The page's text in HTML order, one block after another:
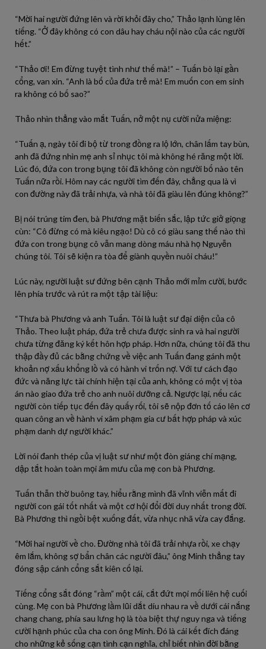
“Mời hai người đứng lên và rời khỏi đây cho,” Thảo lạnh lùng lên
tiếng. “Ở đây không có con dâu hay cháu nội nào của các người
hết.”
“Thảo ơi! Em đừng tuyệt tình như thế mà!” – Tuấn bò lại gần
cổng, van xin. “Anh là bố của đứa trẻ mà! Em muốn con em sinh
ra không có bố sao?”
Thảo nhìn thẳng vào mắt Tuấn, nở một nụ cười nửa miệng:
“Tuấn ạ, ngày tôi đi bộ từ trong đồng ra lộ lớn, chân lấm tay bùn,
anh đã đứng nhìn mẹ anh sỉ nhục tôi mà không hé răng một lời.
Lúc đó, đứa con trong bụng tôi đã không còn người bố nào tên
Tuấn nữa rồi. Hôm nay các người tìm đến đây, chẳng qua là vì
con đường này đã trải nhựa, và nhà tôi đã giàu lên đúng không?”
Bị nói trúng tim đen, bà Phương mặt biến sắc, lập tức giở giọng
cùn: “Cô đừng có mà kiêu ngạo! Dù cô có giàu sang thế nào thì
đứa con trong bụng cô vẫn mang dòng máu nhà họ Nguyễn
chúng tôi. Tôi sẽ kiện ra tòa để giành quyền nuôi cháu!”
Lúc này, người luật sư đứng bên cạnh Thảo mới mỉm cười, bước
lên phía trước và rút ra một tập tài liệu:
“Thưa bà Phương và anh Tuấn. Tôi là luật sư đại diện của cô
Thảo. Theo luật pháp, đứa trẻ chưa được sinh ra và hai người
chưa từng đăng ký kết hôn hợp pháp. Hơn nữa, chúng tôi đã thu
thập đầy đủ các bằng chứng về việc anh Tuấn đang gánh một
khoản nợ xấu khổng lồ và có hành vi trốn nợ. Với tư cách đạo
đức và năng lực tài chính hiện tại của anh, không có một vị tòa
án nào giao đứa trẻ cho anh nuôi dưỡng cả. Ngược lại, nếu các
người còn tiếp tục đến đây quấy rối, tôi sẽ nộp đơn tố cáo lên cơ
quan công an về hành vi xâm phạm gia cư bất hợp pháp và xúc
phạm danh dự người khác.”
Lời nói đanh thép của vị luật sư như một đòn giáng chí mạng,
dập tắt hoàn toàn mọi âm mưu của mẹ con bà Phương.
Tuấn thẫn thờ buông tay, hiểu rằng mình đã vĩnh viễn mất đi
người con gái tốt nhất và một cơ hội đổi đời duy nhất trong đời.
Bà Phương thì ngồi bệt xuống đất, vừa nhục nhã vừa cay đắng.
“Mời hai người về cho. Đường nhà tôi đã trải nhựa rồi, xe chạy
êm lắm, không sợ bẩn chân các người đâu,” ông Minh thẳng tay
đóng sập cánh cổng sắt kiên cố lại.
Tiếng cổng sắt đóng “rầm” một cái, cắt đứt mọi mối liên hệ cuối
cùng. Mẹ con bà Phương lầm lũi dắt díu nhau ra về dưới cái nắng
chang chang, phía sau lưng họ là tòa biệt thự nguy nga và tiếng
cười hạnh phúc của cha con ông Minh. Đó là cái kết đích đáng
cho những kẻ sống cạn tình cạn nghĩa, chỉ biết nhìn đời bằng